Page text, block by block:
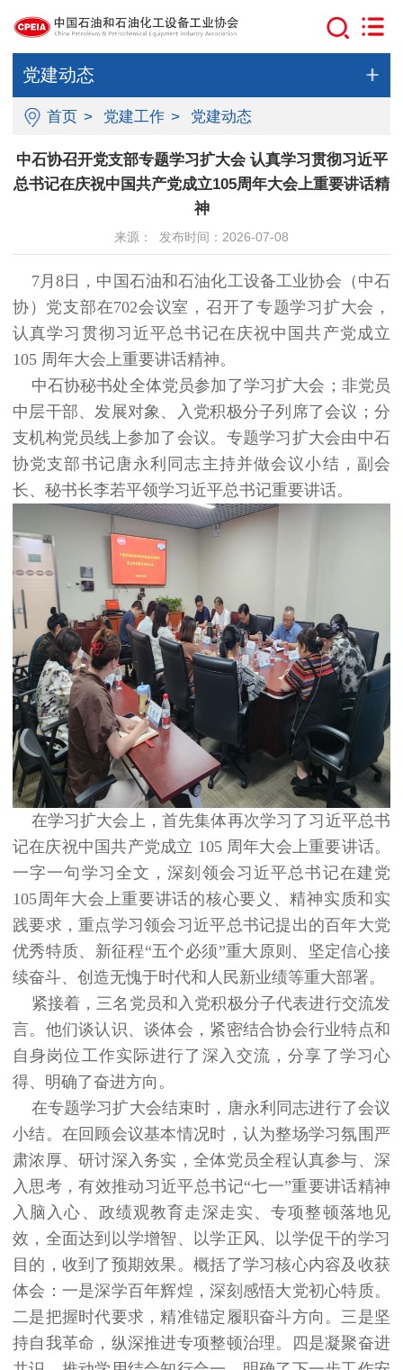
党建动态
首页 > 党建工作 > 党建动态
中石协召开党支部专题学习扩大会 认真学习贯彻习近平
总书记在庆祝中国共产党成立105周年大会上重要讲话精
神
来源： 发布时间：2026-07-08
7月8日，中国石油和石油化工设备工业协会（中石
协）党支部在702会议室，召开了专题学习扩大会，
认真学习贯彻习近平总书记在庆祝中国共产党成立
105 周年大会上重要讲话精神。
中石协秘书处全体党员参加了学习扩大会；非党员
中层干部、发展对象、入党积极分子列席了会议；分
支机构党员线上参加了会议。专题学习扩大会由中石
协党支部书记唐永利同志主持并做会议小结，副会
长、秘书长李若平领学习近平总书记重要讲话。
在学习扩大会上，首先集体再次学习了习近平总书
记在庆祝中国共产党成立 105 周年大会上重要讲话。
一字一句学习全文，深刻领会习近平总书记在建党
105周年大会上重要讲话的核心要义、精神实质和实
践要求，重点学习领会习近平总书记提出的百年大党
优秀特质、新征程“五个必须”重大原则、坚定信心接
续奋斗、创造无愧于时代和人民新业绩等重大部署。
紧接着，三名党员和入党积极分子代表进行交流发
言。他们谈认识、谈体会，紧密结合协会行业特点和
自身岗位工作实际进行了深入交流，分享了学习心
得、明确了奋进方向。
在专题学习扩大会结束时，唐永利同志进行了会议
小结。在回顾会议基本情况时，认为整场学习氛围严
肃浓厚、研讨深入务实，全体党员全程认真参与、深
入思考，有效推动习近平总书记“七一”重要讲话精神
入脑入心、政绩观教育走深走实、专项整顿落地见
效，全面达到以学增智、以学正风、以学促干的学习
目的，收到了预期效果。概括了学习核心内容及收获
体会：一是深学百年辉煌，深刻感悟大党初心特质。
二是把握时代要求，精准锚定履职奋斗方向。三是坚
持自我革命，纵深推进专项整顿治理。四是凝聚奋进